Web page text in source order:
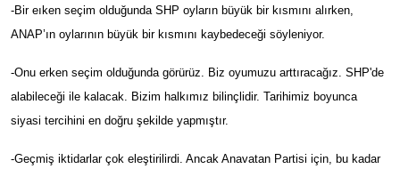
-Bir eıken seçim olduğunda SHP oyların büyük bir kısmını alırken,
ANAP’ın oylarının büyük bir kısmını kaybedeceği söyleniyor.
-Onu erken seçim olduğunda görürüz. Biz oyumuzu arttıracağız. SHP'de
alabileceği ile kalacak. Bizim halkımız bilinçlidir. Tarihimiz boyunca
siyasi tercihini en doğru şekilde yapmıştır.
-Geçmiş iktidarlar çok eleştirilirdi. Ancak Anavatan Partisi için, bu kadar